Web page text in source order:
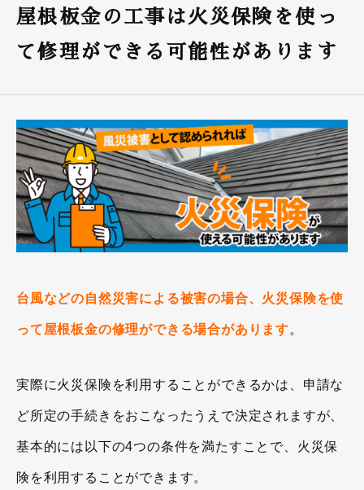
屋根板金の工事は火災保険を使っ
て修理ができる可能性があります
台風などの自然災害による被害の場合、火災保険を使
って屋根板金の修理ができる場合があります。
実際に火災保険を利用することができるかは、申請な
ど所定の手続きをおこなったうえで決定されますが、
基本的には以下の4つの条件を満たすことで、火災保
険を利用することができます。